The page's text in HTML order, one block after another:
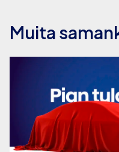
Muita